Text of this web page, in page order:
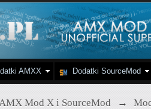
AMXX Dodatki SourceMod
Mod X i SourceMod →